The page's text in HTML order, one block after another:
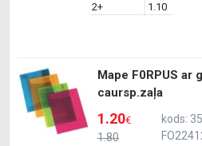
2+
1.10
Mape F0RPUS ar
caursp.zaļa
1.80
1.20€
kods: